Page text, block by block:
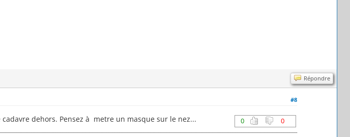
Répondre
#8
0 0
dehors. Pensez à metre un masque sur le nez...